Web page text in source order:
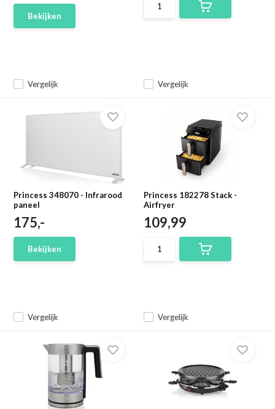
Vergelijk
Bekijken
Vergelijk
Princess 348070 - Infrarood
paneel
Vergelijk
175,-
Bekijken
Princess 182278 Stack -
Airfryer
Vergelijk
109,99